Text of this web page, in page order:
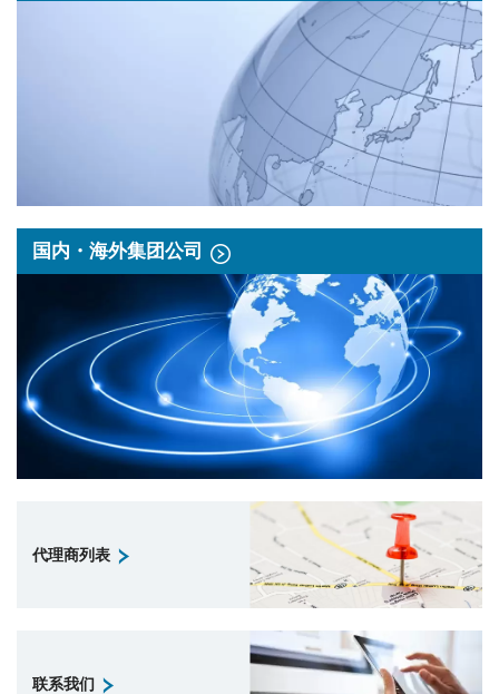
国内・海外集团公司
代理商列表
联系我们